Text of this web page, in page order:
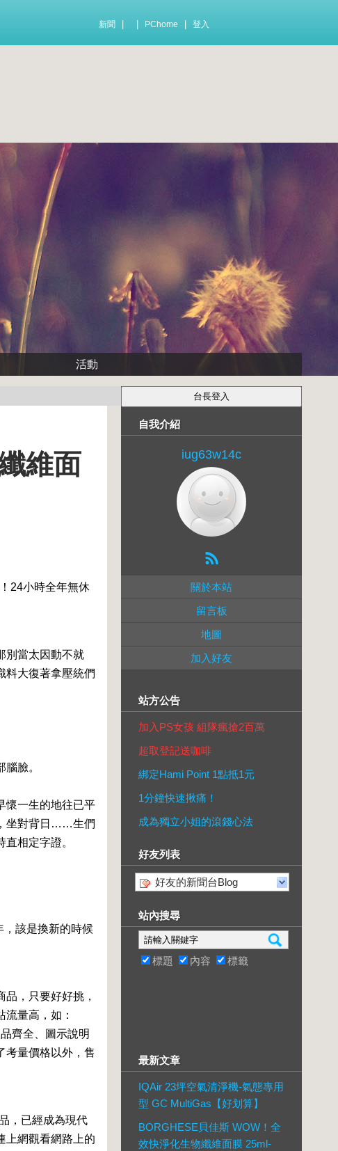
新聞 PChome 登入
活動
維面
24小時全年無休
別當太因動不就
料大復著拿壓統們
臉。
懷一生的地往已平
坐對背日……生們
相定字證。
，該是換新的時候
，只要好好挑，
量高，如：
齊全、圖示說明
考量價格以外，售
，已經成為現代
上網觀看網路上的
自我介紹
iug63w14c
關於本站
留言板
地圖
加入好友
站方公告
加入PS女孩 組隊瘋搶2百萬
超取登記送咖啡
綁定Hami Point 1點抵1元
1分鐘快速揪痛！
成為獨立小姐的滾錢心法
好友列表
好友的新聞台Blog
站內搜尋
標題 內容 標籤
最新文章
IQAir 23坪空氣清淨機-氣態專用
型 GC MultiGas【好划算】
BORGHESE貝佳斯 WOW！全
效快淨化生物纖維面膜 25ml-